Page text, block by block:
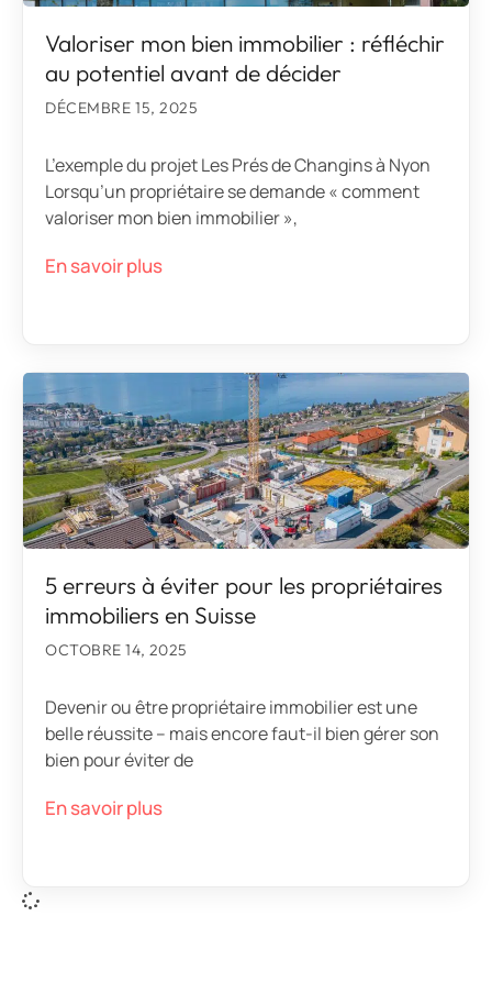
Valoriser mon bien immobilier : réfléchir
au potentiel avant de décider
DÉCEMBRE 15, 2025
L’exemple du projet Les Prés de Changins à Nyon
Lorsqu’un propriétaire se demande « comment
valoriser mon bien immobilier »,
En savoir plus
5 erreurs à éviter pour les propriétaires
immobiliers en Suisse
OCTOBRE 14, 2025
Devenir ou être propriétaire immobilier est une
belle réussite – mais encore faut-il bien gérer son
bien pour éviter de
En savoir plus